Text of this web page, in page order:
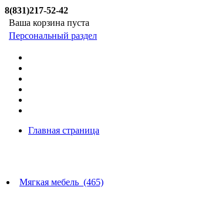
8(831)217-52-42
Ваша корзина пуста
Персональный раздел
Главная страница
Мягкая мебель (465)